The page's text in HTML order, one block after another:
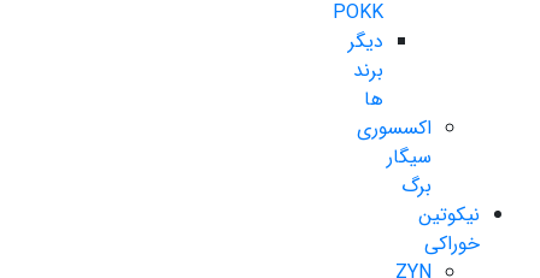
POKK
دیگر
برند
ها
اکسسوری
سیگار
برگ
نیکوتین
خوراکی